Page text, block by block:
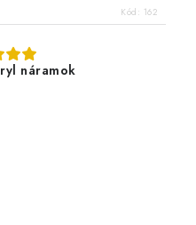
Kód: 162
náramok